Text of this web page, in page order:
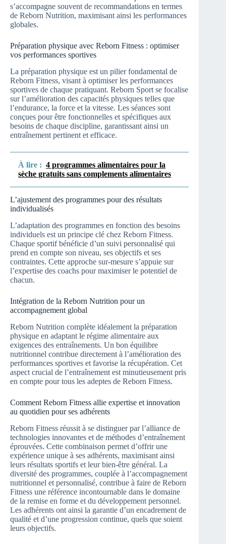
s’accompagne souvent de recommandations en termes
de Reborn Nutrition, maximisant ainsi les performances
globales.
Préparation physique avec Reborn Fitness : optimiser
vos performances sportives
La préparation physique est un pilier fondamental de
Reborn Fitness, visant à optimiser les performances
sportives de chaque pratiquant. Reborn Sport se focalise
sur l’amélioration des capacités physiques telles que
l’endurance, la force et la vitesse. Les séances sont
conçues pour être fonctionnelles et spécifiques aux
besoins de chaque discipline, garantissant ainsi un
entraînement pertinent et efficace.
À lire : 4 programmes alimentaires pour la
sèche gratuits sans complements alimentaires
L’ajustement des programmes pour des résultats
individualisés
L’adaptation des programmes en fonction des besoins
individuels est un principe clé chez Reborn Fitness.
Chaque sportif bénéficie d’un suivi personnalisé qui
prend en compte son niveau, ses objectifs et ses
contraintes. Cette approche sur-mesure s’appuie sur
l’expertise des coachs pour maximiser le potentiel de
chacun.
Intégration de la Reborn Nutrition pour un
accompagnement global
Reborn Nutrition complète idéalement la préparation
physique en adaptant le régime alimentaire aux
exigences des entraînements. Un bon équilibre
nutritionnel contribue directement à l’amélioration des
performances sportives et favorise la récupération. Cet
aspect crucial de l’entraînement est minutieusement pris
en compte pour tous les adeptes de Reborn Fitness.
Comment Reborn Fitness allie expertise et innovation
au quotidien pour ses adhérents
Reborn Fitness réussit à se distinguer par l’alliance de
technologies innovantes et de méthodes d’entraînement
éprouvées. Cette combinaison permet d’offrir une
expérience unique à ses adhérents, maximisant ainsi
leurs résultats sportifs et leur bien-être général. La
diversité des programmes, couplée à l’accompagnement
nutritionnel et personnalisé, contribue à faire de Reborn
Fitness une référence incontournable dans le domaine
de la remise en forme et du développement personnel.
Les adhérents ont ainsi la garantie d’un encadrement de
qualité et d’une progression continue, quels que soient
leurs objectifs.